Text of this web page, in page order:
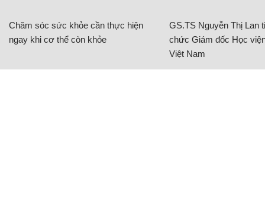
Chăm sóc sức khỏe cần thực hiện
ngay khi cơ thể còn khỏe
GS.TS Nguyễn Thị Lan
chức Giám đốc Học
Việt Nam